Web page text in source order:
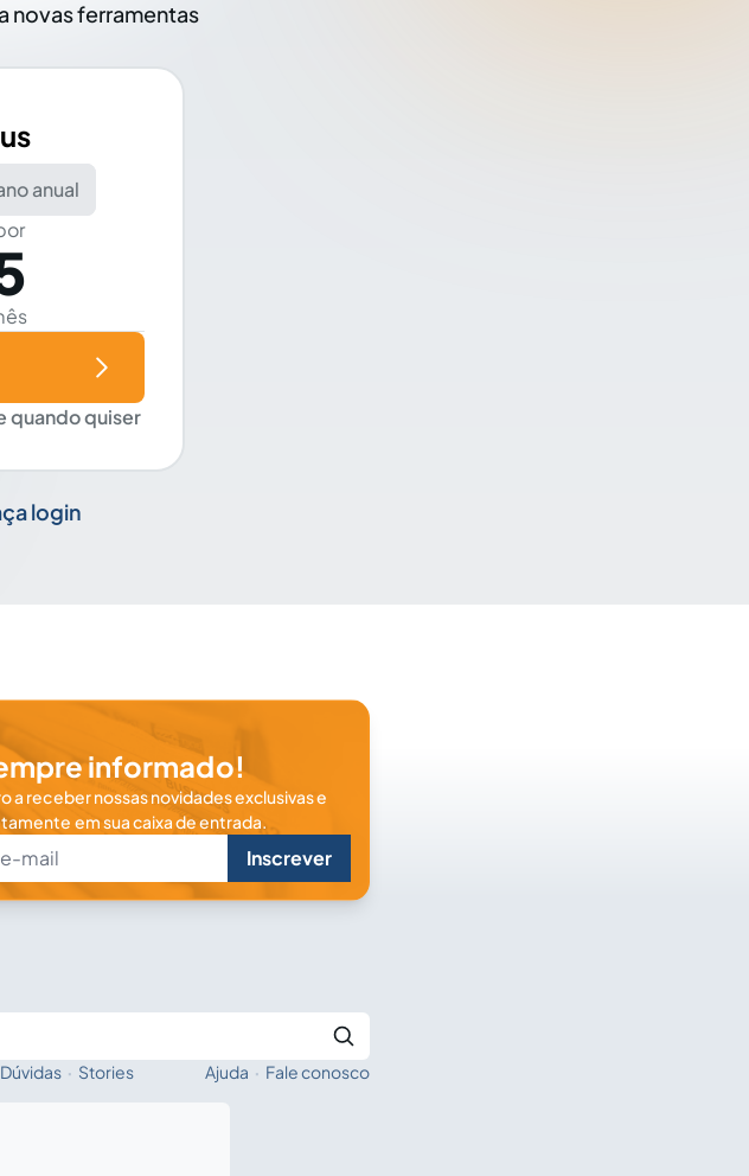
novas ferramentas
anual
quando quiser
login
informado!
a receber nossas novidades exclusivas e
em sua caixa de entrada.
Inscrever
Dúvidas · Stories Ajuda · Fale conosco